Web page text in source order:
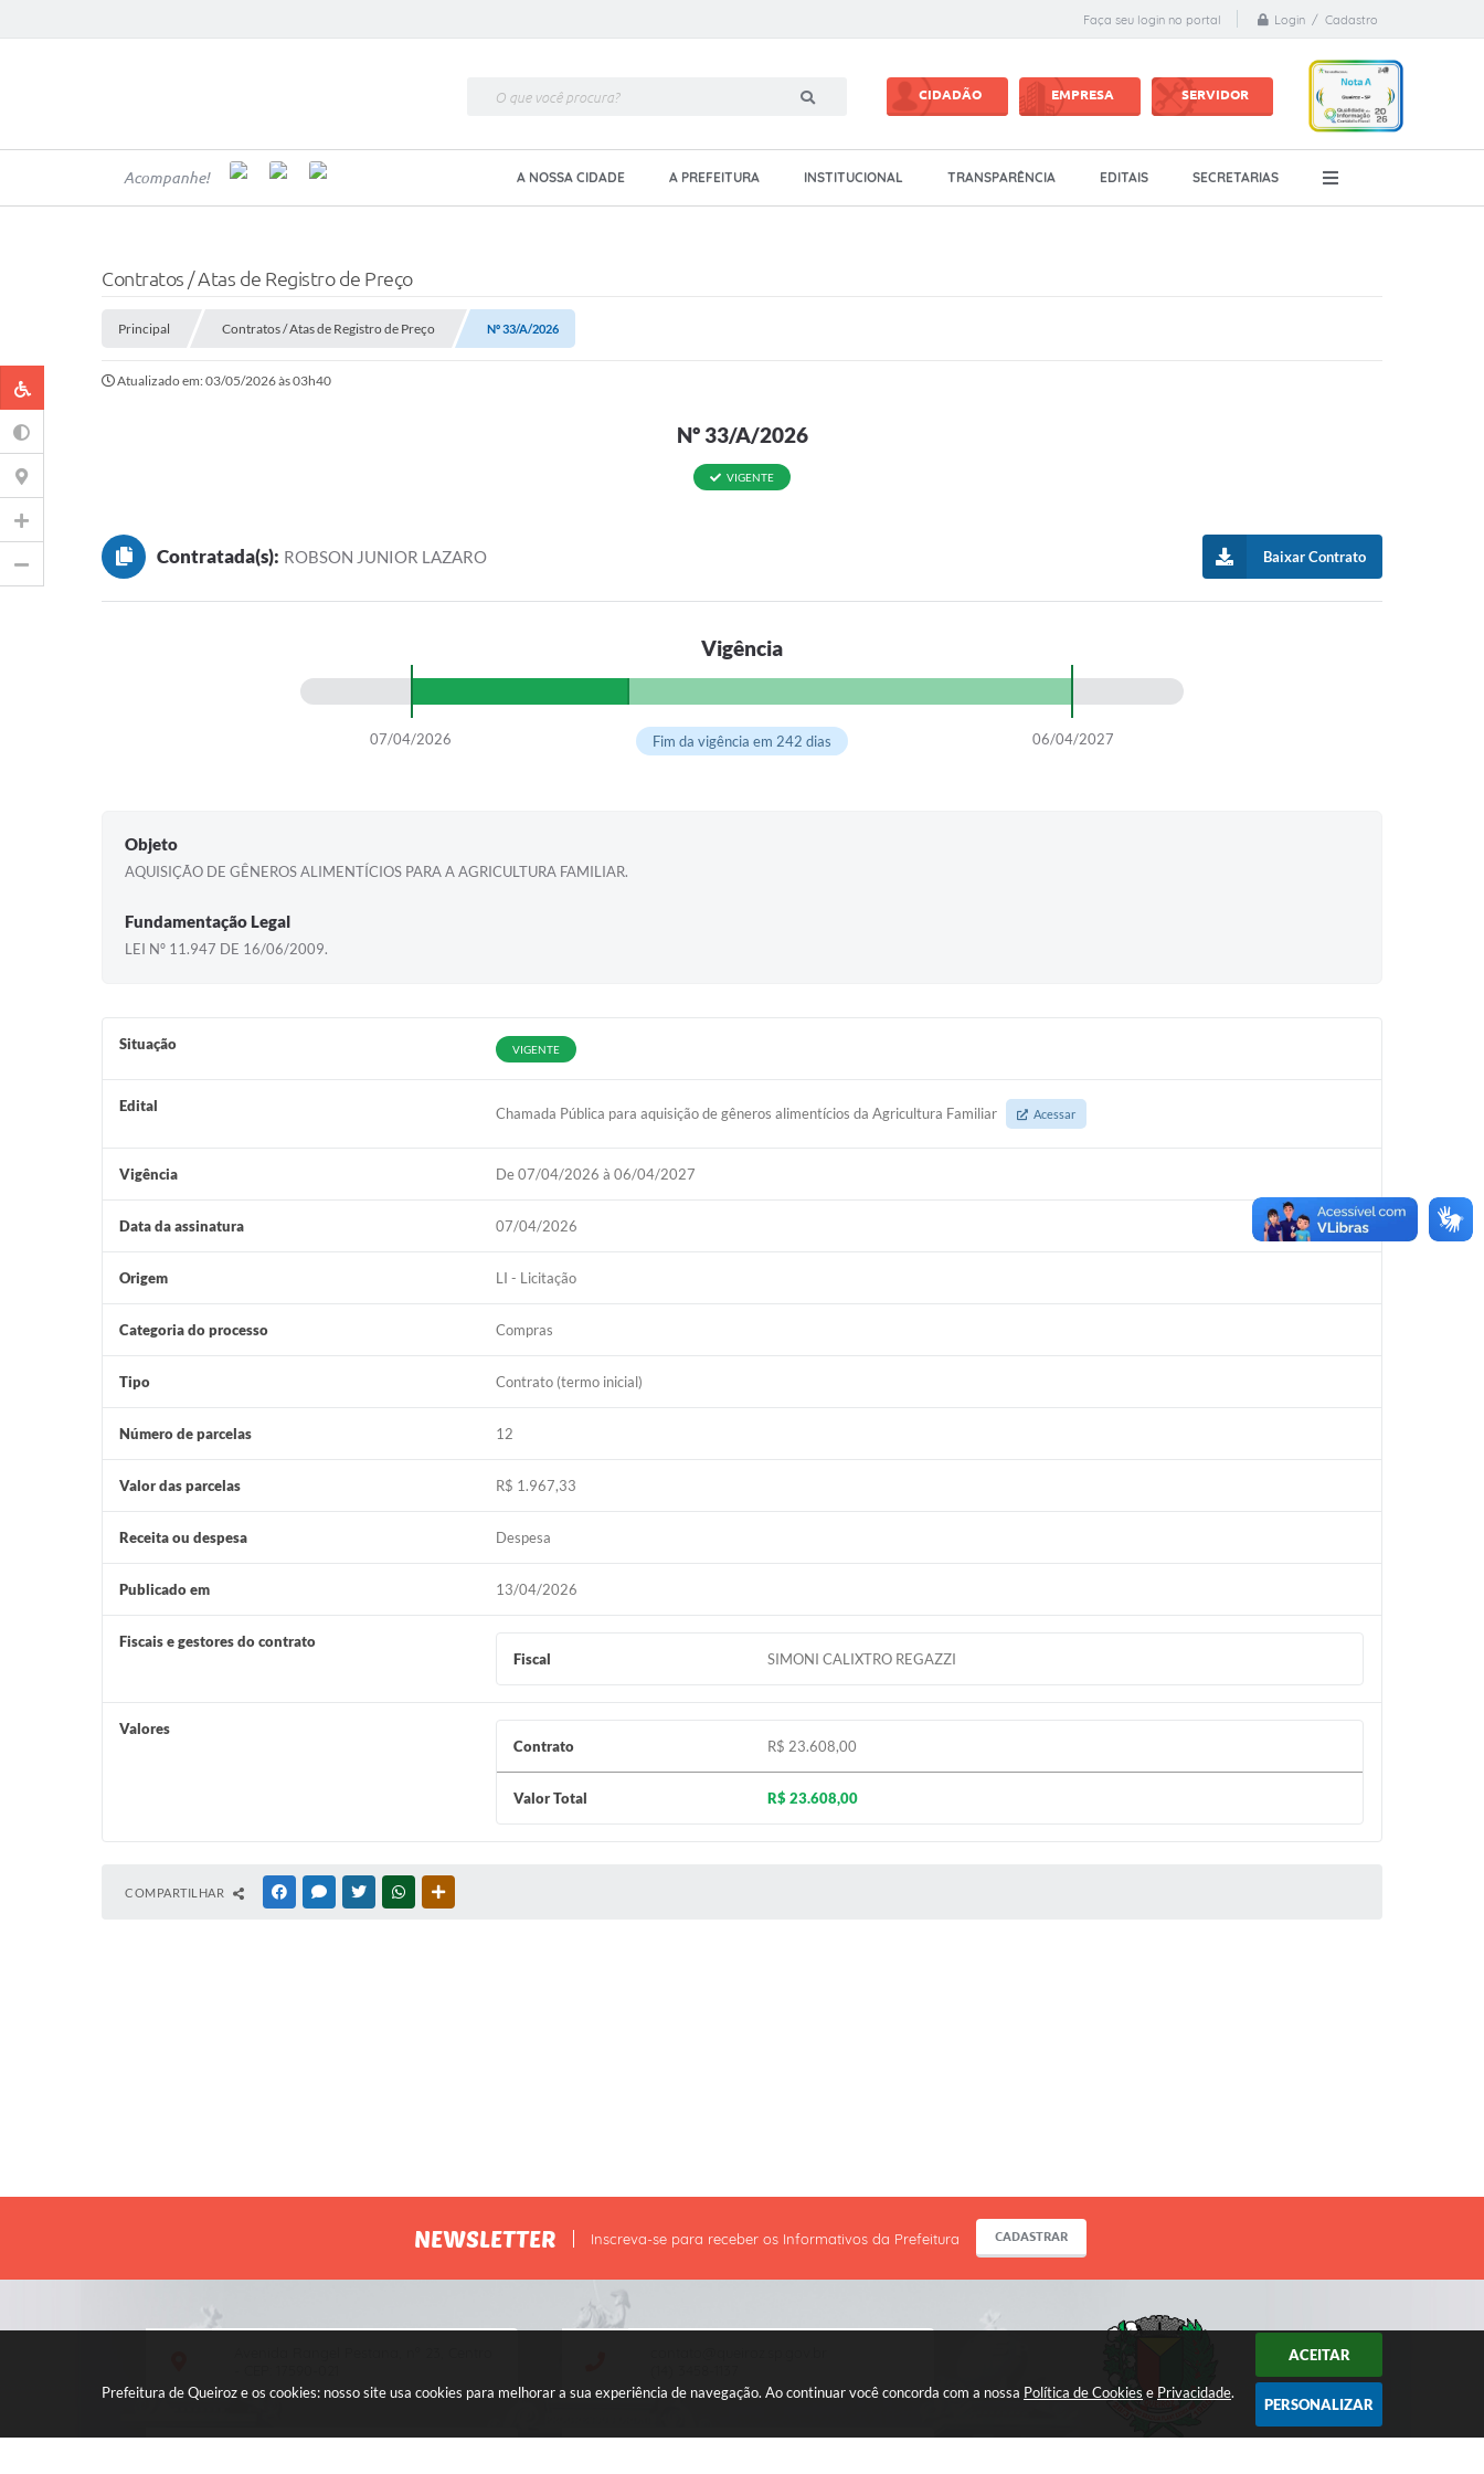
Prefeitura de Queiroz e os cookies: nosso site usa cookies para melhorar a sua experiência de navegação. Ao continuar você concorda com a nossa Política de Cookies e Privacidade.
ACEITAR
PERSONALIZAR
Faça seu login no portal Login / Cadastro
CIDADÃO EMPRESA SERVIDOR
Acompanhe! A NOSSA CIDADE A PREFEITURA INSTITUCIONAL TRANSPARÊNCIA EDITAIS SECRETARIAS
Contratos / Atas de Registro de Preço
Principal Contratos / Atas de Registro de Preço Nº 33/A/2026
Atualizado em: 03/05/2026 às 03h40
Nº 33/A/2026
VIGENTE
Contratada(s): ROBSON JUNIOR LAZARO Baixar Contrato
Vigência
07/04/2026 06/04/2027
Fim da vigência em 242 dias
Objeto
AQUISIÇÃO DE GÊNEROS ALIMENTÍCIOS PARA A AGRICULTURA FAMILIAR.
Fundamentação Legal
LEI Nº 11.947 DE 16/06/2009.
Situação VIGENTE
Edital Chamada Pública para aquisição de gêneros alimentícios da Agricultura Familiar Acessar
Vigência De 07/04/2026 à 06/04/2027
Data da assinatura 07/04/2026
Origem LI - Licitação
Categoria do processo Compras
Tipo Contrato (termo inicial)
Número de parcelas 12
Valor das parcelas R$ 1.967,33
Receita ou despesa Despesa
Publicado em 13/04/2026
Fiscais e gestores do contrato
Fiscal
SIMONI CALIXTRO REGAZZI
Valores
Contrato
R$ 23.608,00
Valor Total R$ 23.608,00
COMPARTILHAR FACEBOOKMESSENGER
TWITTERWHATSAPP
NEWSLETTER Inscreva-se para receber os Informativos da Prefeitura CADASTRAR